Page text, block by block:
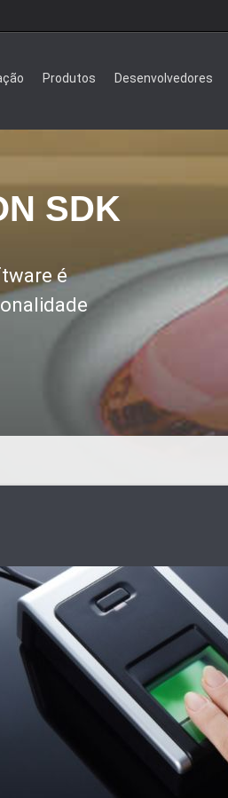
Produtos Desenvolvedores
SDK
é